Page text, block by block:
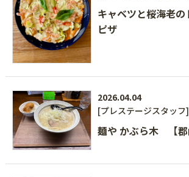
キャベツと桜海老
ピザ
2026.04.04
[プレステージスタッフ]
麺や かぶら木 【郡